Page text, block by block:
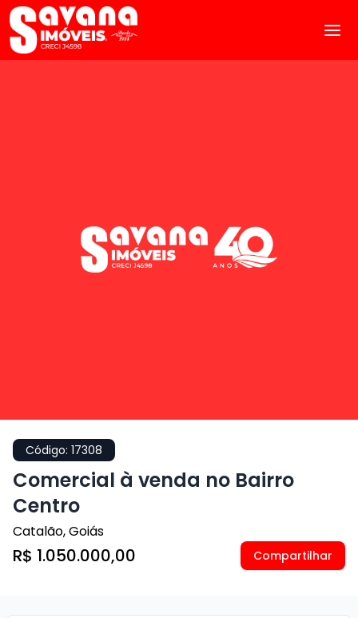
Código: 17308
Comercial à venda no Bairro
Centro
Catalão,Goiás
R$ 1.050.000,00 Compartilhar